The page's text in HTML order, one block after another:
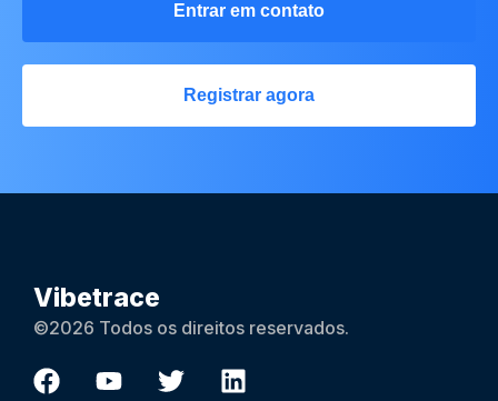
Entrar em contato
Registrar agora
Vibetrace
©2026 Todos os direitos reservados.